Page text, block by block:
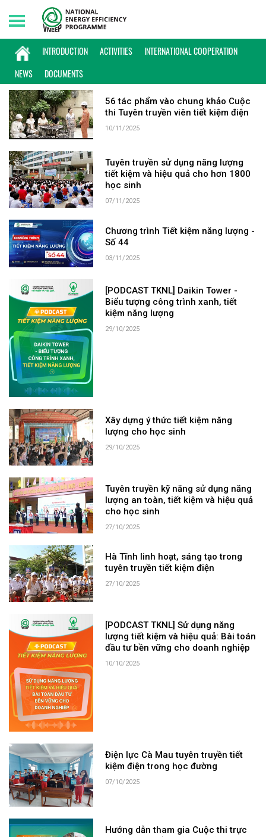
INTRODUCTION ACTIVITIES
INTERNATIONAL COOPERATION
NEWS
DOCUMENTS
Saturday, 08/08/2026 | 15:35 GMT+7
KEYWORD: TUYÊN TRUYỀN
56 tác phẩm vào chung khảo Cuộc
thi Tuyên truyền viên tiết kiệm điện
10/11/2025
Tuyên truyền sử dụng năng lượng
tiết kiệm và hiệu quả cho hơn 1800
học sinh
07/11/2025
Chương trình Tiết kiệm năng lượng -
Số 44
03/11/2025
[PODCAST TKNL] Daikin Tower -
Biểu tượng công trình xanh, tiết
kiệm năng lượng
29/10/2025
Xây dựng ý thức tiết kiệm năng
lượng cho học sinh
29/10/2025
Tuyên truyền kỹ năng sử dụng năng
lượng an toàn, tiết kiệm và hiệu quả
cho học sinh
27/10/2025
Hà Tĩnh linh hoạt, sáng tạo trong
tuyên truyền tiết kiệm điện
27/10/2025
[PODCAST TKNL] Sử dụng năng
lượng tiết kiệm và hiệu quả: Bài toán
đầu tư bền vững cho doanh nghiệp
10/10/2025
Điện lực Cà Mau tuyên truyền tiết
kiệm điện trong học đường
07/10/2025
Hướng dẫn tham gia Cuộc thi trực